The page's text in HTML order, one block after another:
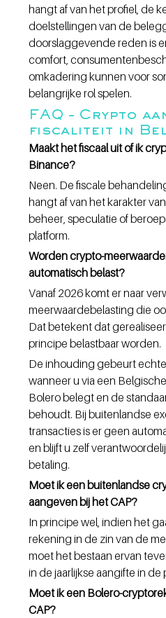
hangt af van het profiel, de
doelstellingen van de
doorslaggevende reden is
comfort,
omkadering kunnen voor
belangrijke rol spelen.
FAQ – Crypto
fiscaliteit in
Maakt het fiscaal uit of ik
Binance?
Neen. De fiscale
hangt af van het karakter
beheer, speculatie of
platform.
Worden crypto-
automatisch belast?
Vanaf 2026 komt er naar
meerwaardebelasting die
Dat betekent dat
principe belastbaar worden.
De inhouding gebeurt
wanneer u via een
Bolero belegt en de
behoudt. Bij buitenlandse
transacties is er geen
en blijft u zelf
betaling.
Moet ik een buitenlandse
aangeven bij het CAP?
In principe wel, indien het
rekening in de zin van de
moet het bestaan ervan
in de jaarlijkse aangifte in
Moet ik een Bolero-
CAP?